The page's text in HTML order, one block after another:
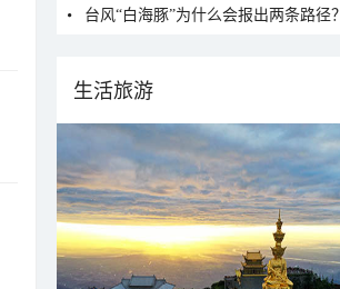
台风“白海豚”为什么会报出两条路径？
生活旅游